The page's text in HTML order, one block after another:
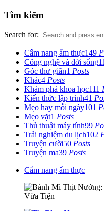
Tìm kiếm
Search for:
Cẩm nang ẩm thực149
Công nghệ và đời sống
Góc thư giãn1 Posts
Khác4 Posts
Khám phá khoa học111
Kiến thức lập trình41
Mẹo hay mỗi ngày101
Mẹo vặt1 Posts
Thủ thuật máy tính99
Trải nghiệm du lịch102
Truyện cười50 Posts
Truyện ma39 Posts
Cẩm nang ẩm thực